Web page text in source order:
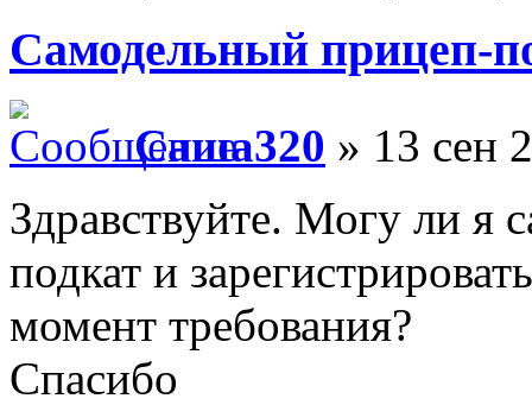
Самодельный прицеп-
Саша320 » 13 сен
Здравствуйте. Могу ли я
подкат и
момент требования?
Спасибо